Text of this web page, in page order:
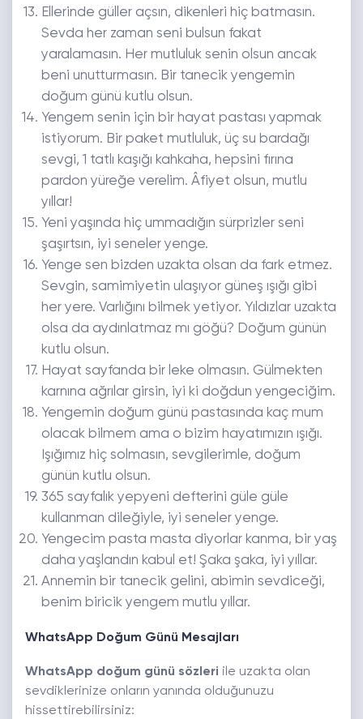
Ellerinde güller açsın, dikenleri hiç batmasın.
Sevda her zaman seni bulsun fakat
yaralamasın. Her mutluluk senin olsun ancak
beni unutturmasın. Bir tanecik yengemin
doğum günü kutlu olsun.
Yengem senin için bir hayat pastası yapmak
istiyorum. Bir paket mutluluk, üç su bardağı
sevgi, 1 tatlı kaşığı kahkaha, hepsini fırına
pardon yüreğe verelim. Âfiyet olsun, mutlu
yıllar!
Yeni yaşında hiç ummadığın sürprizler seni
şaşırtsın, iyi seneler yenge.
Yenge sen bizden uzakta olsan da fark etmez.
Sevgin, samimiyetin ulaşıyor güneş ışığı gibi
her yere. Varlığını bilmek yetiyor. Yıldızlar uzakta
olsa da aydınlatmaz mı göğü? Doğum günün
kutlu olsun.
Hayat sayfanda bir leke olmasın. Gülmekten
karnına ağrılar girsin, iyi ki doğdun yengeciğim.
Yengemin doğum günü pastasında kaç mum
olacak bilmem ama o bizim hayatımızın ışığı.
Işığımız hiç solmasın, sevgilerimle, doğum
günün kutlu olsun.
365 sayfalık yepyeni defterini güle güle
kullanman dileğiyle, iyi seneler yenge.
Yengecim pasta masta diyorlar kanma, bir yaş
daha yaşlandın kabul et! Şaka şaka, iyi yıllar.
Annemin bir tanecik gelini, abimin sevdiceği,
benim biricik yengem mutlu yıllar.
WhatsApp Doğum Günü Mesajları
WhatsApp doğum günü sözleri ile uzakta olan
sevdiklerinize onların yanında olduğunuzu
hissettirebilirsiniz: